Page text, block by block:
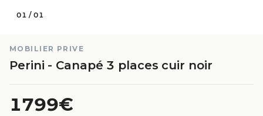
01 /01
MOBILIER PRIVE
Perini - Canapé 3 places cuir noir
1799€